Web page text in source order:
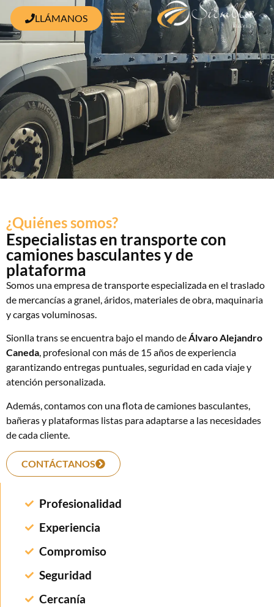
contenido
LLÁMANOS
¿Quiénes somos?
Especialistas en transporte con
camiones basculantes y de
plataforma
Somos una empresa de transporte especializada en el traslado
de mercancías a granel, áridos, materiales de obra, maquinaria
y cargas voluminosas.
Sionlla trans se encuentra bajo el mando deÁlvaro Alejandro
Caneda, profesional con más de 15 años de experiencia
garantizando entregas puntuales, seguridad en cada viaje y
atención personalizada.
Además, contamos con una flota de camiones basculantes,
bañeras y plataformas listas para adaptarse a las necesidades
de cada cliente.
CONTÁCTANOS
Profesionalidad
Experiencia
Compromiso
Seguridad
Cercanía